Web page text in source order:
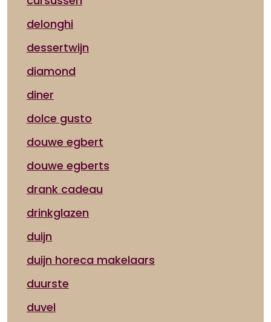
delonghi
dessertwijn
diamond
diner
dolce gusto
douwe egbert
douwe egberts
drank cadeau
drinkglazen
duijn
duijn horeca makelaars
duurste
duvel